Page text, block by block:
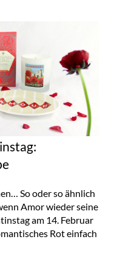
So oder so ähnlich
Amor wieder seine
am 14. Februar
Rot einfach
Geschenkideen mit Liebe“